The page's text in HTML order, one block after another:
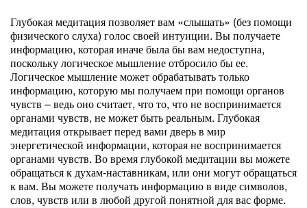
Глубокая медитация позволяет вам «слышать» (без помощи
физического слуха) голос своей интуиции. Вы получаете
информацию, которая иначе была бы вам недоступна,
поскольку логическое мышление отбросило бы ее.
Логическое мышление может обрабатывать только
информацию, которую мы получаем при помощи органов
чувств – ведь оно считает, что то, что не воспринимается
органами чувств, не может быть реальным. Глубокая
медитация открывает перед вами дверь в мир
энергетической информации, которая не воспринимается
органами чувств. Во время глубокой медитации вы можете
обращаться к духам-наставникам, или они могут обращаться
к вам. Вы можете получать информацию в виде символов,
слов, чувств или в любой другой понятной для вас форме.